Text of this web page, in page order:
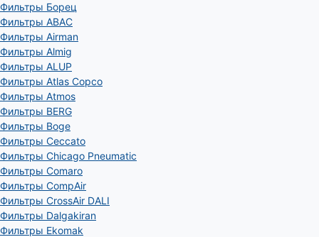
Фильтры Борец
Фильтры ABAC
Фильтры Airman
Фильтры Almig
Фильтры ALUP
Фильтры Atlas Copco
Фильтры Atmos
Фильтры BERG
Фильтры Boge
Фильтры Ceccato
Фильтры Chicago Pneumatic
Фильтры Comaro
Фильтры CompAir
Фильтры CrossAir DALI
Фильтры Dalgakiran
Фильтры Ekomak